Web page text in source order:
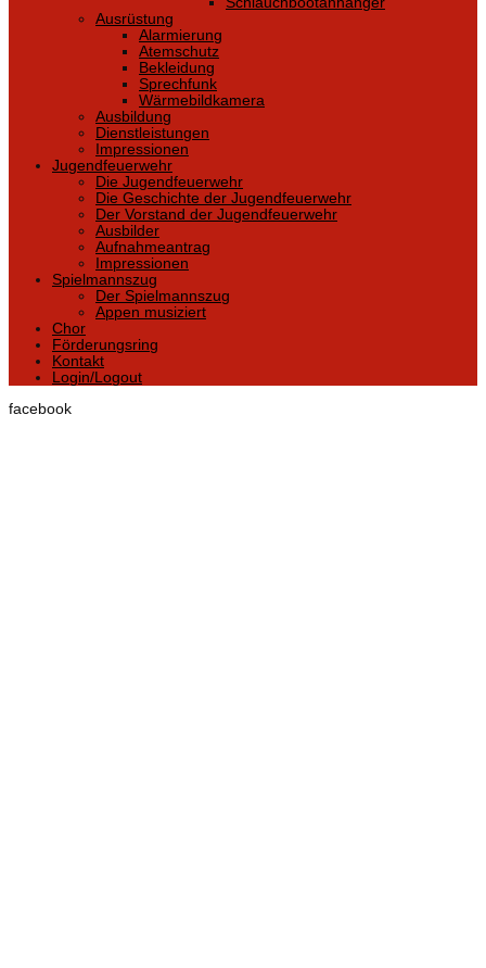
Ausrüstung
Alarmierung
Atemschutz
Bekleidung
Sprechfunk
Wärmebildkamera
Ausbildung
Dienstleistungen
Impressionen
Jugendfeuerwehr
Die Jugendfeuerwehr
Die Geschichte der Jugendfeuerwehr
Der Vorstand der Jugendfeuerwehr
Ausbilder
Aufnahmeantrag
Impressionen
Spielmannszug
Der Spielmannszug
Appen musiziert
Chor
Förderungsring
Kontakt
Login/Logout
facebook